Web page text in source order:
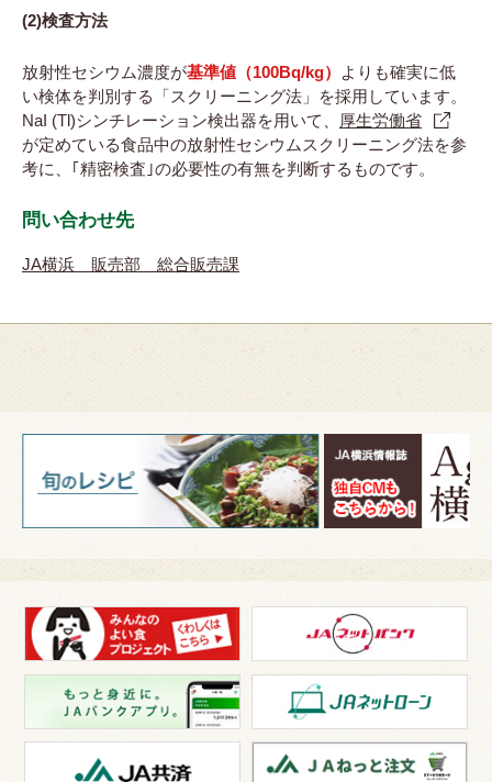
(2)検査方法
放射性セシウム濃度が基準値（100Bq/kg）
よりも確実に低
い検体を判別する「スクリーニング法」を採用しています。
NaI (Tl)シンチレーション検出器を用いて、
厚生労働省
が定めている食品中の放射性セシウムスクリーニング法を参
考に、｢精密検査｣の必要性の有無を判断するものです。
問い合わせ先
JA横浜 販売部 総合販売課